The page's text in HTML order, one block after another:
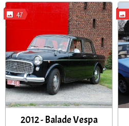
47
2012 - Balade Vespa